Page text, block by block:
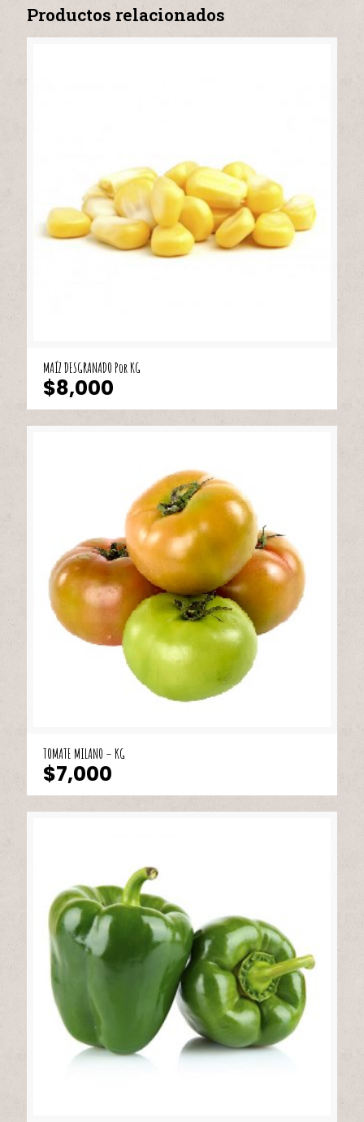
Productos relacionados
MAÍZ DESGRANADO Por KG
$8,000
TOMATE MILANO – KG
$7,000